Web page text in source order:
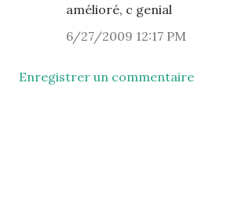
amélioré, c genial
6/27/2009 12:17 PM
Enregistrer un commentaire